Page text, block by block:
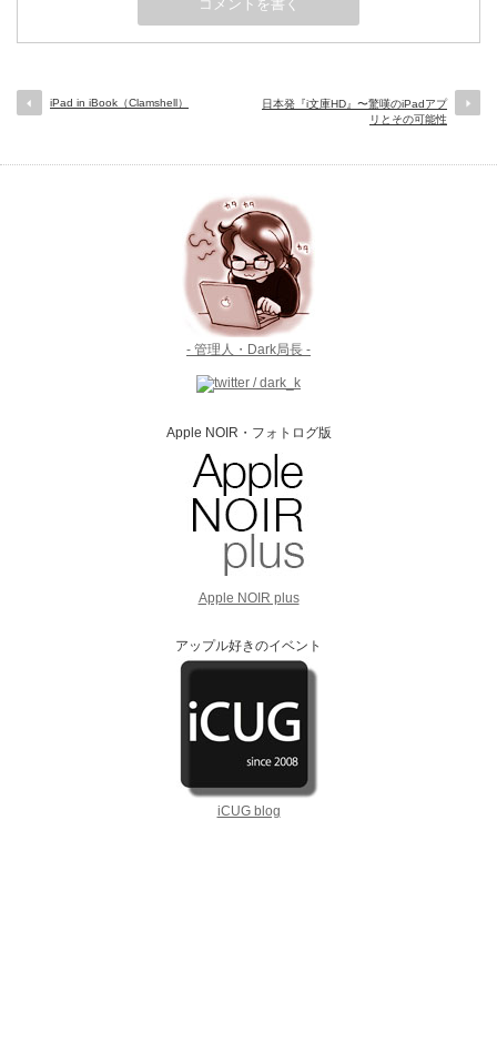
iPad in iBook（Clamshell）
日本発『i文庫HD』〜驚嘆のiPadアプ
リとその可能性
- 管理人・Dark局長 -
Apple NOIR・フォトログ版
Apple NOIR plus
アップル好きのイベント
iCUG blog